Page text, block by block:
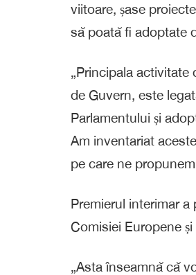
viitoare, șase
să poată fi adoptate
„Principala activitate
de Guvern, este
Parlamentului și
Am inventariat
pe care ne
Premierul interimar
Comisiei Europene
„Asta înseamnă că